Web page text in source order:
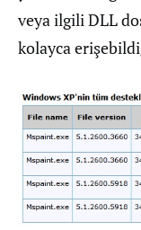
veya ilgili DLL
kolayca